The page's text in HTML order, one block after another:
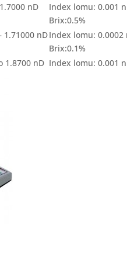
nD
Index lomu: 0.001
Brix:0.5%
1.71000 nDIndex lomu: 0.0002
Brix:0.1%
1.8700 nD Index lomu: 0.001